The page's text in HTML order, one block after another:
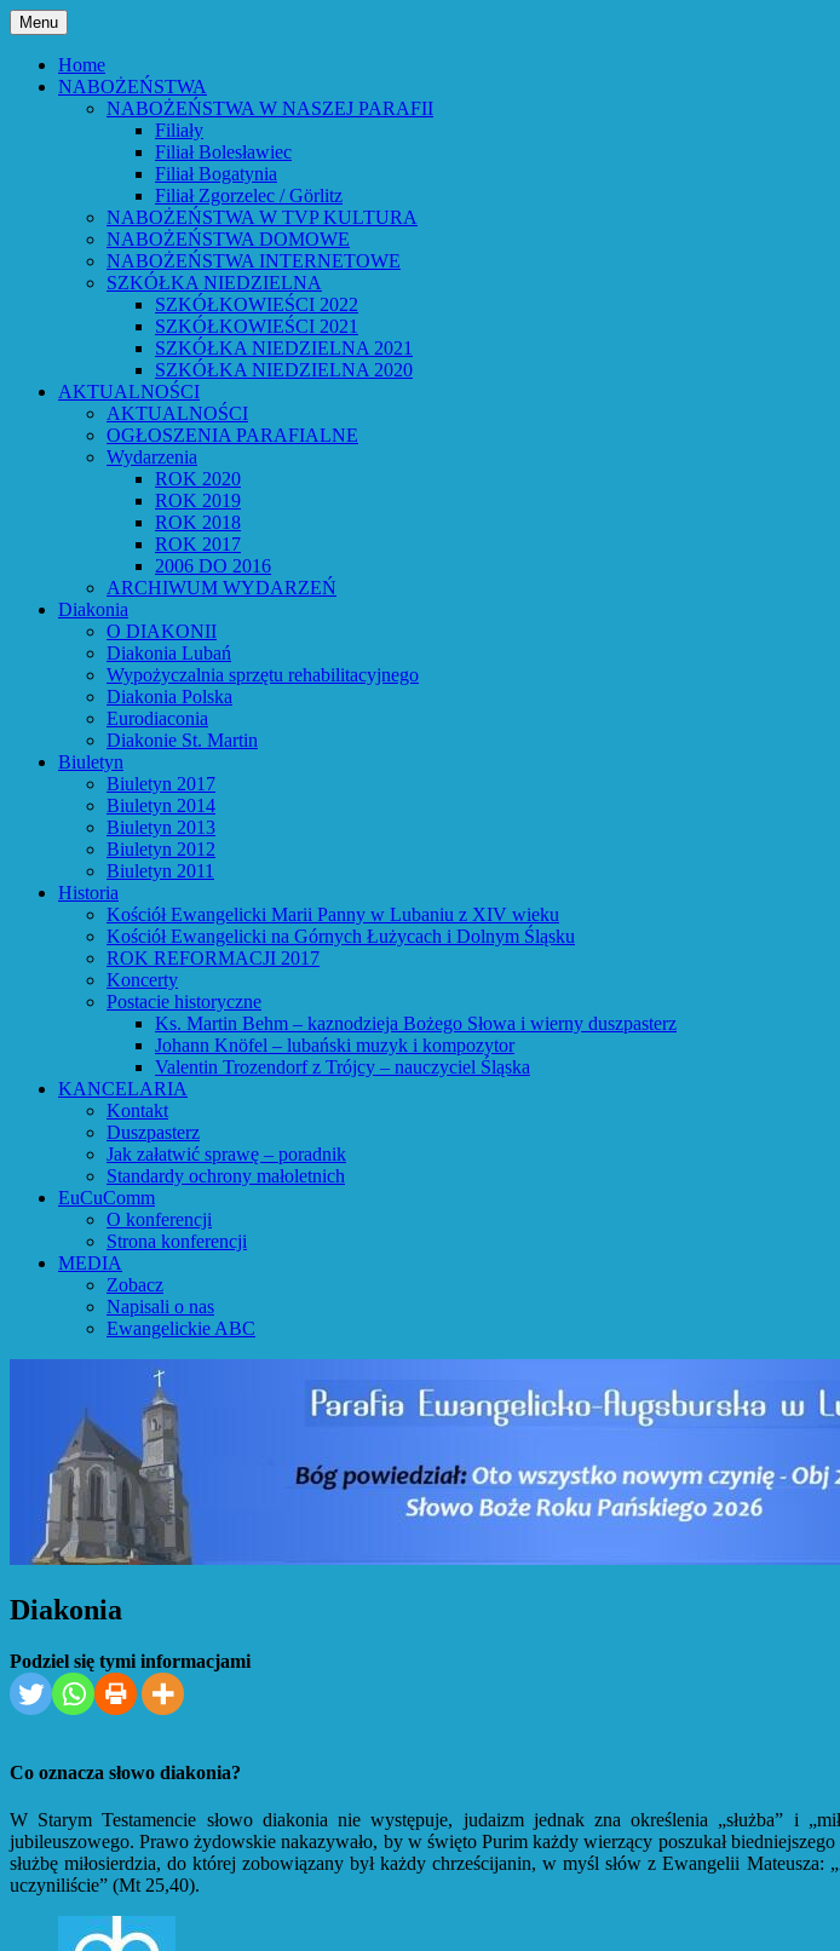
Przejdź
do
treściParafia Ewangelicko-Augsburska w Lubaniu
Menu
Home
NABOŻEŃSTWA
NABOŻEŃSTWA W NASZEJ PARAFII
Filiały
Filiał Bolesławiec
Filiał Bogatynia
Filiał Zgorzelec / Görlitz
NABOŻEŃSTWA W TVP KULTURA
NABOŻEŃSTWA DOMOWE
NABOŻEŃSTWA INTERNETOWE
SZKÓŁKA NIEDZIELNA
SZKÓŁKOWIEŚCI 2022
SZKÓŁKOWIEŚCI 2021
SZKÓŁKA NIEDZIELNA 2021
SZKÓŁKA NIEDZIELNA 2020
AKTUALNOŚCI
AKTUALNOŚCI
OGŁOSZENIA PARAFIALNE
Wydarzenia
ROK 2020
ROK 2019
ROK 2018
ROK 2017
2006 DO 2016
ARCHIWUM WYDARZEŃ
Diakonia
O DIAKONII
Diakonia Lubań
Wypożyczalnia sprzętu rehabilitacyjnego
Diakonia Polska
Eurodiaconia
Diakonie St. Martin
Biuletyn
Biuletyn 2017
Biuletyn 2014
Biuletyn 2013
Biuletyn 2012
Biuletyn 2011
Historia
Kościół Ewangelicki Marii Panny w Lubaniu z XIV wieku
Kościół Ewangelicki na Górnych Łużycach i Dolnym Śląsku
ROK REFORMACJI 2017
Koncerty
Postacie historyczne
Ks. Martin Behm – kaznodzieja Bożego Słowa i wierny duszpasterz
Johann Knöfel – lubański muzyk i kompozytor
Valentin Trozendorf z Trójcy – nauczyciel Śląska
KANCELARIA
Kontakt
Duszpasterz
Jak załatwić sprawę – poradnik
Standardy ochrony małoletnich
EuCuComm
O konferencji
Strona konferencji
MEDIA
Zobacz
Napisali o nas
Ewangelickie ABC
Diakonia
Podziel się tymi informacjami
Co oznacza słowo diakonia?
W Starym Testamencie słowo diakonia nie występuje, judaizm jednak zna określenia „służba” i
jubileuszowego. Prawo żydowskie nakazywało, by w święto Purim każdy wierzący poszukał
służbę miłosierdzia, do której zobowiązany był każdy chrześcijanin, w myśl słów z Ewangelii
uczyniliście” (Mt 25,40).